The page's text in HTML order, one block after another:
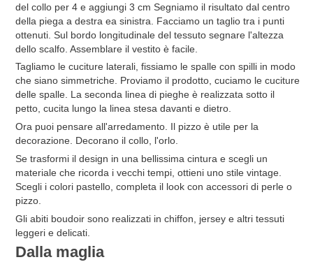
del collo per 4 e aggiungi 3 cm Segniamo il risultato dal centro
della piega a destra ea sinistra. Facciamo un taglio tra i punti
ottenuti. Sul bordo longitudinale del tessuto segnare l'altezza
dello scalfo. Assemblare il vestito è facile.
Tagliamo le cuciture laterali, fissiamo le spalle con spilli in modo
che siano simmetriche. Proviamo il prodotto, cuciamo le cuciture
delle spalle. La seconda linea di pieghe è realizzata sotto il
petto, cucita lungo la linea stesa davanti e dietro.
Ora puoi pensare all'arredamento. Il pizzo è utile per la
decorazione. Decorano il collo, l'orlo.
Se trasformi il design in una bellissima cintura e scegli un
materiale che ricorda i vecchi tempi, ottieni uno stile vintage.
Scegli i colori pastello, completa il look con accessori di perle o
pizzo.
Gli abiti boudoir sono realizzati in chiffon, jersey e altri tessuti
leggeri e delicati.
Dalla maglia